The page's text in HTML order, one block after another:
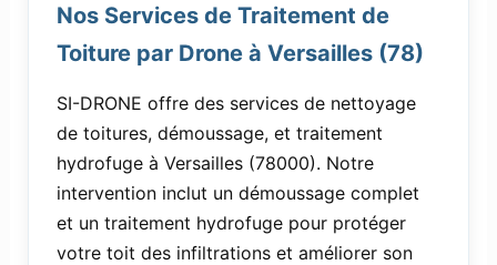
Nos Services de Traitement de
Toiture par Drone à Versailles (78)
SI-DRONE offre des services de nettoyage
de toitures, démoussage, et traitement
hydrofuge à Versailles (78000). Notre
intervention inclut un démoussage complet
et un traitement hydrofuge pour protéger
votre toit des infiltrations et améliorer son